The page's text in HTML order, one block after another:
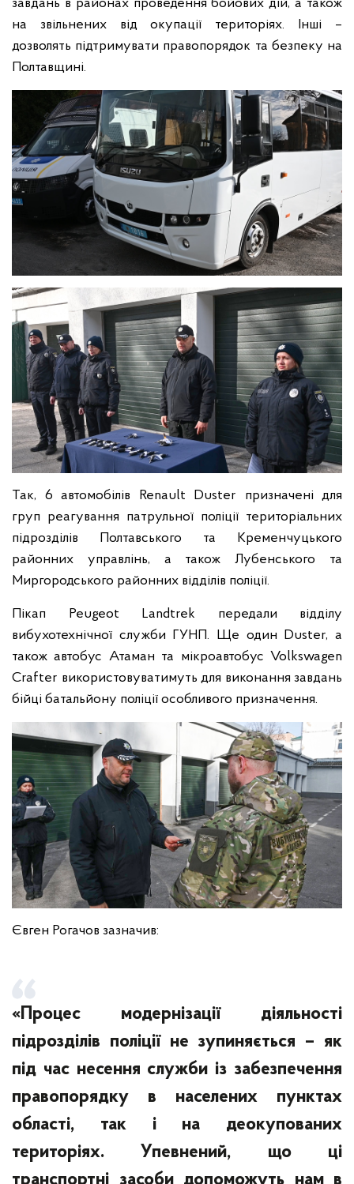
завдань в районах проведення бойових дій, а також
на звільнених від окупації територіях. Інші –
дозволять підтримувати правопорядок та безпеку на
Полтавщині.
Так, 6 автомобілів Renault Duster призначені для
груп реагування патрульної поліції територіальних
підрозділів Полтавського та Кременчуцького
районних управлінь, а також Лубенського та
Миргородського районних відділів поліції.
Пікап Peugeot Landtrek передали відділу
вибухотехнічної служби ГУНП. Ще один Duster, а
також автобус Атаман та мікроавтобус Volkswagen
Crafter використовуватимуть для виконання завдань
бійці батальйону поліції особливого призначення.
Євген Рогачов зазначив:
«Процес модернізації діяльності
підрозділів поліції не зупиняється – як
під час несення служби із забезпечення
правопорядку в населених пунктах
області, так і на деокупованих
територіях. Упевнений, що ці
транспортні засоби допоможуть нам в